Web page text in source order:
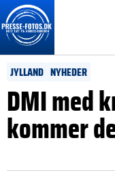
JYLLAND NYHEDER
DMI med
kommer